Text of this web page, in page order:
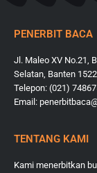
PENERBIT BACA
Jl. Maleo XV No.21,
Selatan, Banten
Telepon: (021)
Email:
TENTANG KAMI
Kami menerbitkan